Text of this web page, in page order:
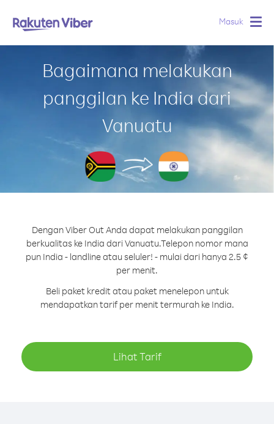
Masuk
Bagaimana melakukan
panggilan ke India dari
Vanuatu
Dengan Viber Out Anda dapat melakukan panggilan
berkualitas ke India dari Vanuatu.Telepon nomor mana
pun India - landline atau seluler! - mulai dari hanya 2.5 ¢
per menit.
Beli paket kredit atau paket menelepon untuk
mendapatkan tarif per menit termurah ke India.
Lihat Tarif